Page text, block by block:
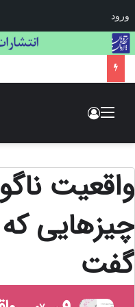
ورود
منو
واقعیت
چیزهایی
گفت